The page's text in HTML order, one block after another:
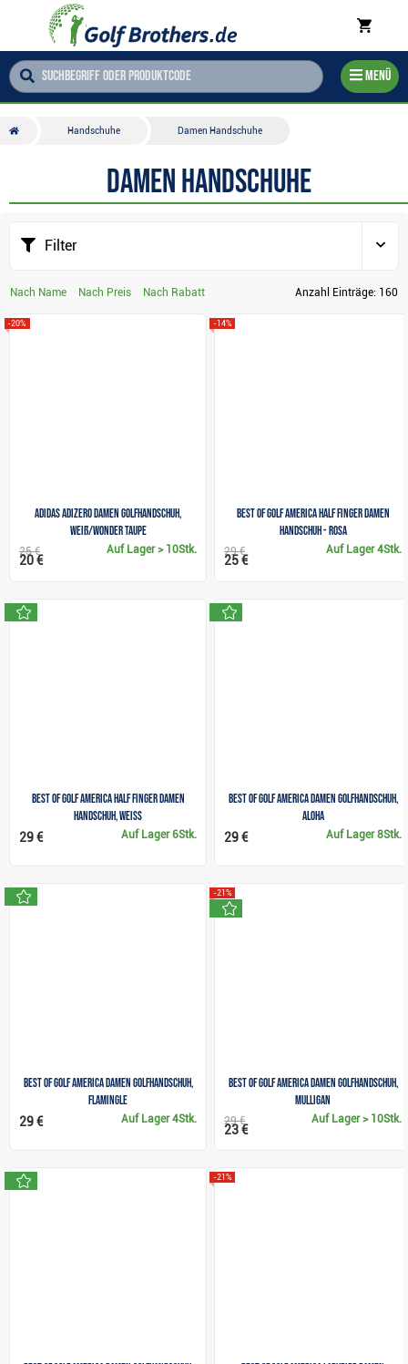
Menü
Handschuhe Damen Handschuhe
Damen Handschuhe
Filter
Nach Name Nach Preis Nach Rabatt Anzahl Einträge: 160
Adidas Adizero Damen Golfhandschuh,
weiß/wonder taupe
-20%
Auf Lager> 10Stk.
25 €
20 €
Best of Golf America Half Finger Damen
Handschuh - rosa
-14%
Auf Lager4Stk.
29 €
25 €
Best of Golf America Half Finger Damen
Handschuh, weiss
Auf Lager6Stk.
29 €
Best of golf America Damen Golfhandschuh,
Aloha
Auf Lager8Stk.
29 €
Best of golf America Damen Golfhandschuh,
flamingle
Auf Lager4Stk.
29 €
Best of golf America Damen Golfhandschuh,
mulligan
-21%
Auf Lager> 10Stk.
29 €
23 €
-21%